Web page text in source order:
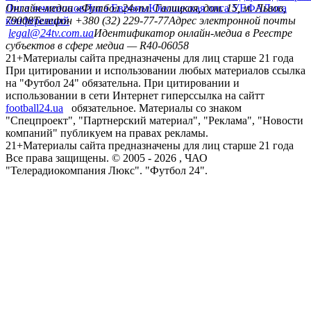
Лига чемпионовЛига ЕвропыЮношеская лига УЕФАЛига
конференций
Онлайн-медиа «Футбол 24»пл. Галицкая, дом. 15, м. Львов,
79008Телефон +380 (32) 229-77-77Адрес электронной почты
legal@24tv.com.uaИдентификатор онлайн-медиа в Реестре
субъектов в сфере медиа — R40-06058
21+Материалы сайта предназначены для лиц старше 21 года
При цитировании и использовании любых материалов ссылка
на "Футбол 24" обязательна. При цитировании и
использовании в сети Интернет гиперссылка на сайтт
football24.ua
обязательное. Материалы со знаком
"Спецпроект", "Партнерский материал", "Реклама", "Новости
компаний" публикуем на правах рекламы.
21+Материалы сайта предназначены для лиц старше 21 года
Все права защищены. © 2005 - 2026 , ЧАО
"Телерадиокомпания Люкс". "Футбол 24".